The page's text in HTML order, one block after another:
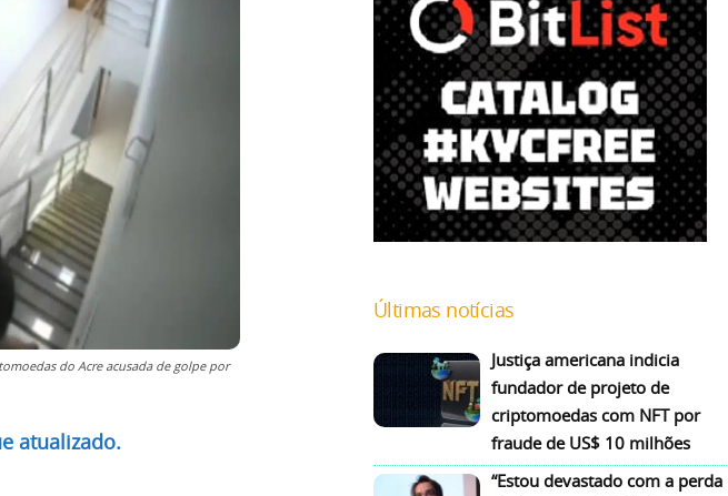
do Acre acusada de golpe por
atualizado.
Últimas notícias
Justiça americana indicia
fundador de projeto de
criptomoedas com NFT por
fraude de US$ 10 milhões
“Estou devastado com a perda